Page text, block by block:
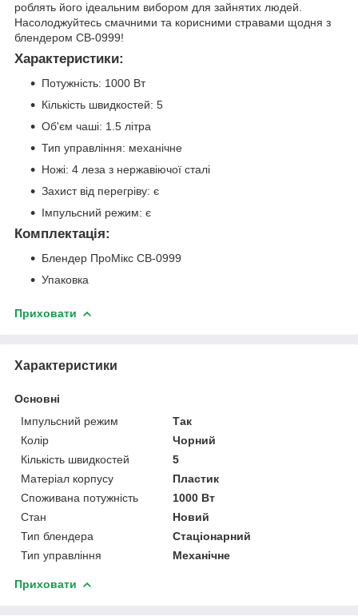
роблять його ідеальним вибором для зайнятих людей.
Насолоджуйтесь смачними та корисними стравами щодня з
блендером СВ-0999!
Характеристики:
Потужність: 1000 Вт
Кількість швидкостей: 5
Об'єм чаші: 1.5 літра
Тип управління: механічне
Ножі: 4 леза з нержавіючої сталі
Захист від перегріву: є
Імпульсний режим: є
Комплектація:
Блендер ПроМікс СВ-0999
Упаковка
Приховати
Характеристики
Основні
Імпульсний режим
Так
Колір
Чорний
Кількість швидкостей
5
Матеріал корпусу
Пластик
Споживана потужність
1000 Вт
Стан
Новий
Тип блендера
Стаціонарний
Тип управління
Механічне
Приховати